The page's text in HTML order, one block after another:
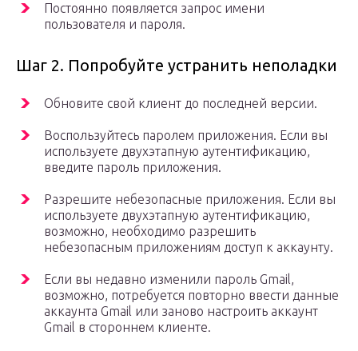
Постоянно появляется запрос имени
пользователя и пароля.
Шаг 2. Попробуйте устранить неполадки
Обновите свой клиент до последней версии.
Воспользуйтесь паролем приложения. Если вы
используете двухэтапную аутентификацию,
введите пароль приложения.
Разрешите небезопасные приложения. Если вы
используете двухэтапную аутентификацию,
возможно, необходимо разрешить
небезопасным приложениям доступ к аккаунту.
Если вы недавно изменили пароль Gmail,
возможно, потребуется повторно ввести данные
аккаунта Gmail или заново настроить аккаунт
Gmail в стороннем клиенте.